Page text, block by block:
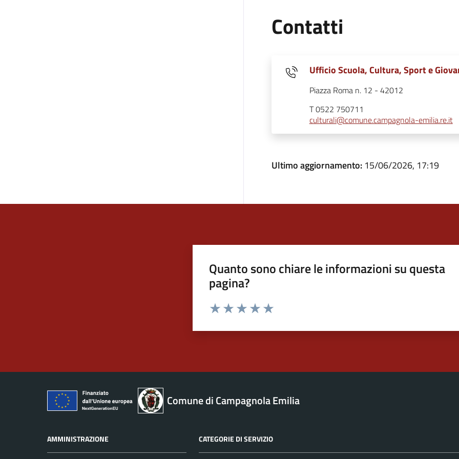
Contatti
Ufficio Scuola, Cultura, Sport e
Piazza Roma n. 12 - 42012
T 0522 750711
culturali@comune.campagnola-emilia.re.it
Ultimo aggiornamento: 15/06/2026, 17:19
Quanto sono chiare le informazioni su questa
pagina?
Comune di Campagnola Emilia
AMMINISTRAZIONE CATEGORIE DI SERVIZIO